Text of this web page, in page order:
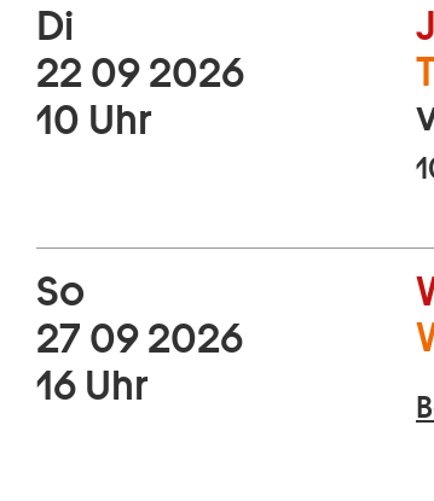
Di
22 09 2026
10 Uhr
So
27 09 2026
16 Uhr